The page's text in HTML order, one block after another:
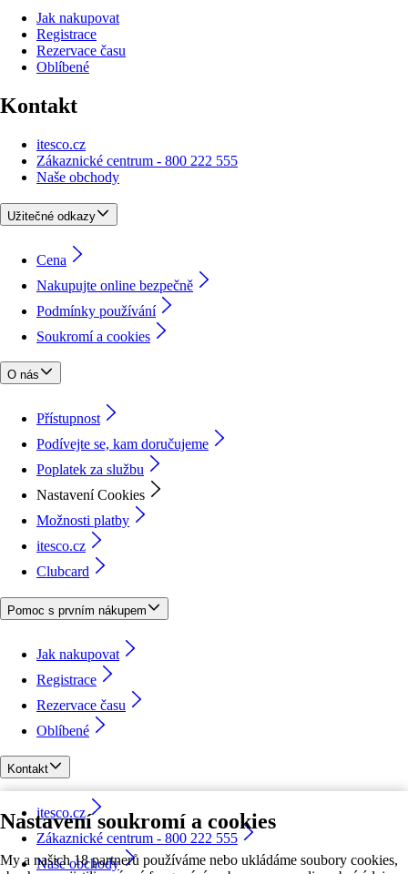
Nastavení soukromí a cookies
My a našich 18 partnerů používáme nebo ukládáme soubory cookies,
Jak nakupovat
Registrace
Rezervace času
Oblíbené
Kontakt
itesco.cz
Zákaznické centrum - 800 222 555
Naše obchody
Užitečné odkazy
Cena
Nakupujte online bezpečně
Podmínky používání
Soukromí a cookies
O nás
Přístupnost
Podívejte se, kam doručujeme
Poplatek za službu
Nastavení Cookies
Možnosti platby
itesco.cz
Clubcard
Pomoc s prvním nákupem
Jak nakupovat
Registrace
Rezervace času
Oblíbené
Kontakt
itesco.cz
Zákaznické centrum - 800 222 555
Naše obchody